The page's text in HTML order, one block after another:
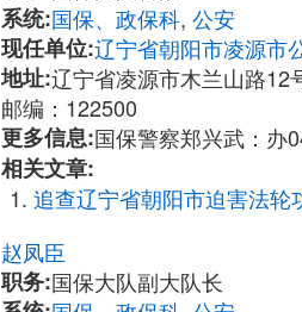
系统:国保、政保科, 公安
现任单位:辽宁省朝阳市凌源市
地址:辽宁省凌源市木兰山路12
邮编：122500
更多信息:国保警察郑兴武：办
相关文章:
追查辽宁省朝阳市迫害法
赵凤臣
职务:国保大队副大队长